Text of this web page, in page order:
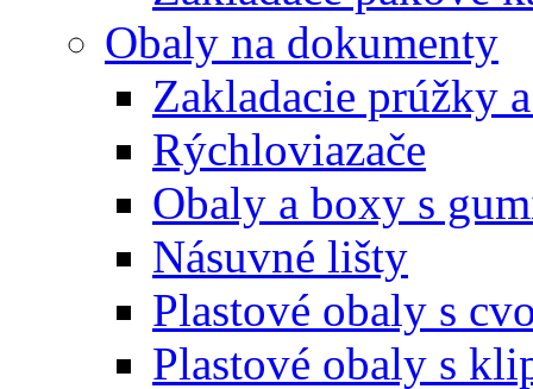
Obaly na dokumenty
Zakladacie prúžky
Rýchloviazače
Obaly a boxy s
Násuvné lišty
Plastové obaly s
Plastové obaly s